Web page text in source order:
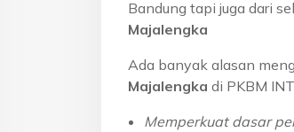
Bandung tapi juga dari
Majalengka
Ada banyak alasan
Majalengka di PKBM
Memperkuat dasar